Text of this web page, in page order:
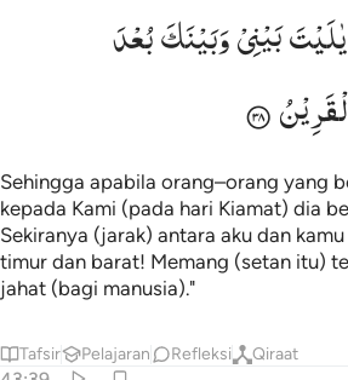
وبينك بعد المشرقين فبيس القرين ٣٨
بَيْنِى وَبَيْنَكَ بُعْدَ ٱلْمَشْرِقَيْنِیٰلَیْتَبَیْنِیْوَبَیْنَكَبُعْدَ
Sehingga apabila orang–orang yang
kepada Kami (pada hari Kiamat) dia
Sekiranya (jarak) antara aku dan
timur dan barat! Memang (setan itu)
jahat (bagi manusia)."
Tafsir Pelajaran Refleksi Qiraat